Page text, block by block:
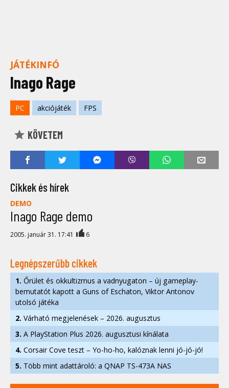
JÁTÉKINFÓ
Inago Rage
PC akciójáték FPS
KÖVETEM
Cikkek és hírek
DEMO
Inago Rage demo
2005. január 31. 17:41 6
Legnépszerűbb cikkek
1. Őrület és okkultizmus a vadnyugaton – új gameplay-
bemutatót kapott a Guns of Eschaton, Viktor Antonov
utolsó játéka
2. Várható megjelenések – 2026. augusztus
3. A PlayStation Plus 2026. augusztusi kínálata
4. Corsair Cove teszt – Yo-ho-ho, kalóznak lenni jó-jó-jó!
5. Több mint adattároló: a QNAP TS-473A NAS